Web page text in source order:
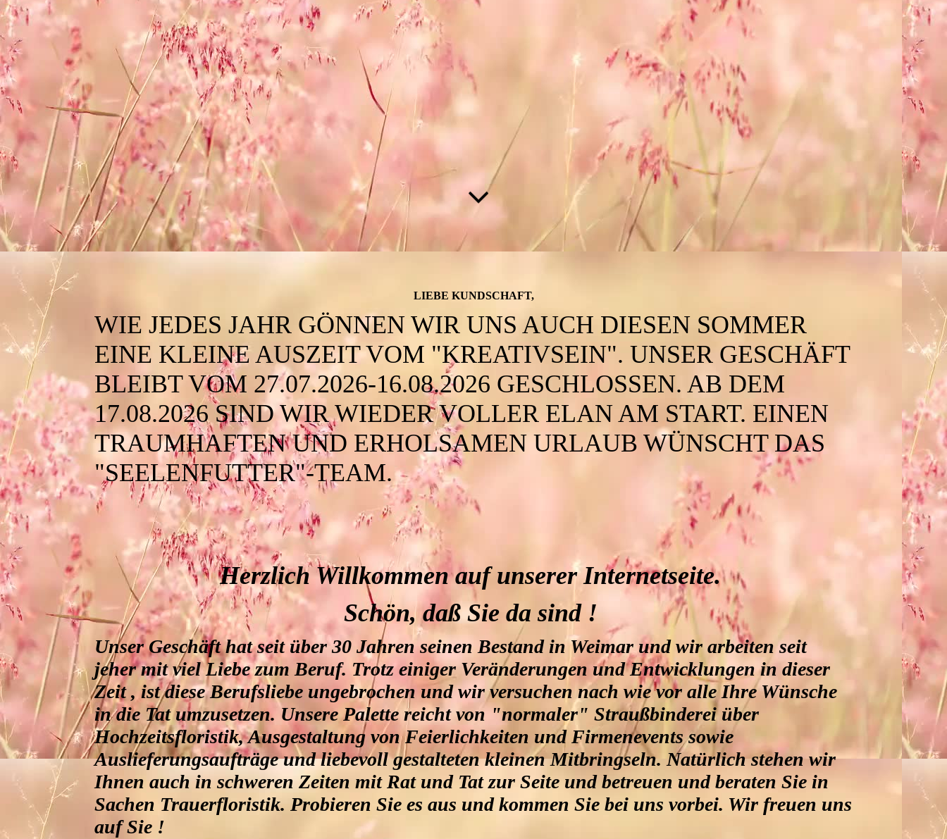
LIEBE KUNDSCHAFT,
WIE JEDES JAHR GÖNNEN WIR UNS AUCH DIESEN SOMMER
EINE KLEINE AUSZEIT VOM "KREATIVSEIN". UNSER GESCHÄFT
BLEIBT VOM 27.07.2026-16.08.2026 GESCHLOSSEN. AB DEM
17.08.2026 SIND WIR WIEDER VOLLER ELAN AM START. EINEN
TRAUMHAFTEN UND ERHOLSAMEN URLAUB WÜNSCHT DAS
"SEELENFUTTER"-TEAM.
Herzlich Willkommen auf unserer Internetseite.
Schön, daß Sie da sind !
Unser Geschäft hat seit über 30 Jahrenseinen Bestand in Weimar und wir arbeiten seit
jeher mit viel Liebe zum Beruf. Trotz einiger Veränderungen und Entwicklungen in dieser
Zeit , ist diese Berufsliebe ungebrochen und wir versuchen nach wie vor alle Ihre Wünsche
in die Tat umzusetzen. Unsere Palette reicht von "normaler" Straußbinderei über
Hochzeitsfloristik, Ausgestaltung von Feierlichkeiten und Firmenevents sowie
Auslieferungsaufträge und liebevoll gestalteten kleinen Mitbringseln. Natürlich stehen wir
Ihnen auch in schweren Zeiten mit Rat und Tat zur Seite und betreuen und beraten Sie in
Sachen Trauerfloristik. Probieren Sie es aus und kommen Sie bei uns vorbei. Wir freuen uns
auf Sie !